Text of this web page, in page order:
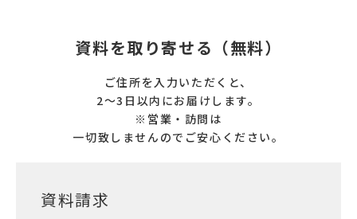
資料を取り寄せる（無料）
ご住所を入力いただくと、
2〜3日以内にお届けします。
※営業・訪問は
一切致しませんのでご安心ください。
資料請求